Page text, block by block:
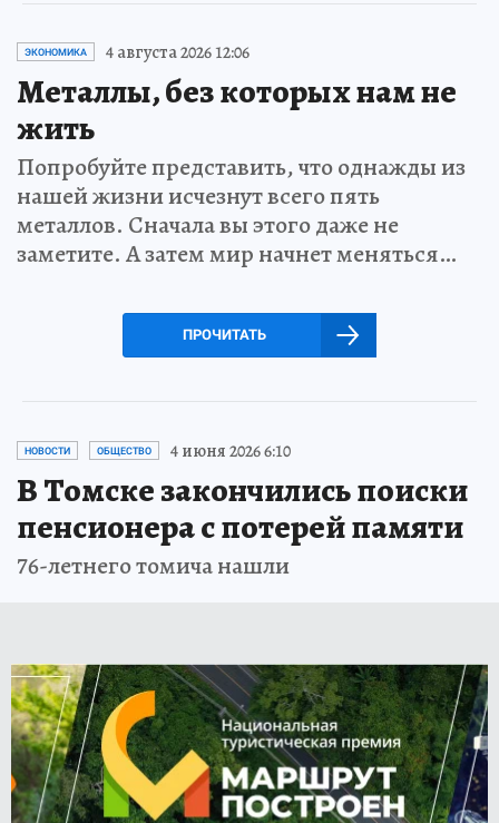
ЭКОНОМИКА 4 августа 2026 12:06
Металлы, без которых нам не
жить
Попробуйте представить, что однажды из
нашей жизни исчезнут всего пять
металлов. Сначала вы этого даже не
заметите. А затем мир начнет меняться…
ПРОЧИТАТЬ
НОВОСТИ ОБЩЕСТВО 4 июня 2026 6:10
В Томске закончились поиски
пенсионера с потерей памяти
76-летнего томича нашли